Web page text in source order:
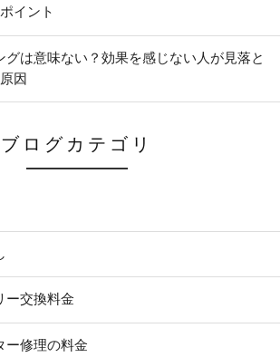
イント
グは意味ない？効果を感じない人が見落と
因
ブログカテゴリ
ー交換料金
ー修理の料金